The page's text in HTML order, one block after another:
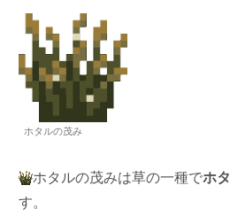
ホタルの茂み
ホタルの茂みは草の一種でホ
す。